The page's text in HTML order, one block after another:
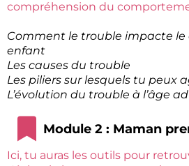
compréhension du
Comment le trouble impacte le
enfant
Les causes du trouble
Les piliers sur lesquels tu peux
L’évolution du trouble à l’âge
Module 2 : Maman
Ici, tu auras les outils pour